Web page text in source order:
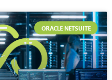
ORACLE NETSUITE